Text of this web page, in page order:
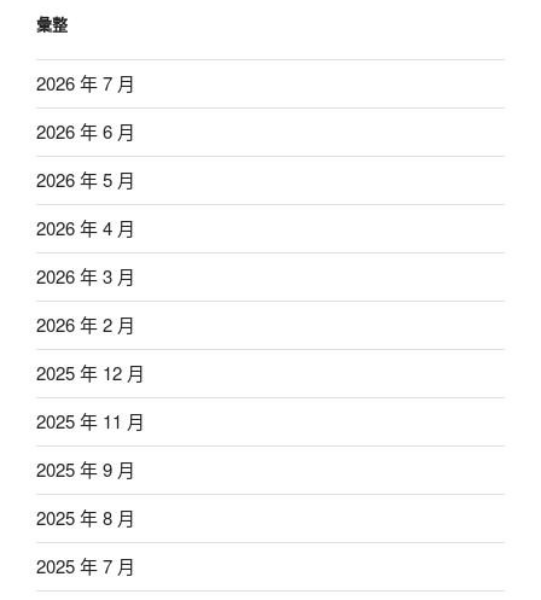
彙整
2026 年 7 月
2026 年 6 月
2026 年 5 月
2026 年 4 月
2026 年 3 月
2026 年 2 月
2025 年 12 月
2025 年 11 月
2025 年 9 月
2025 年 8 月
2025 年 7 月